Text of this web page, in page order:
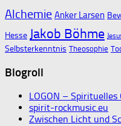
Alchemie Anker Larsen
Hesse Jakob Böhme
Selbsterkenntnis Theosophie
Blogroll
LOGON –
spirit-rockmusic.eu
Zwischen Licht und